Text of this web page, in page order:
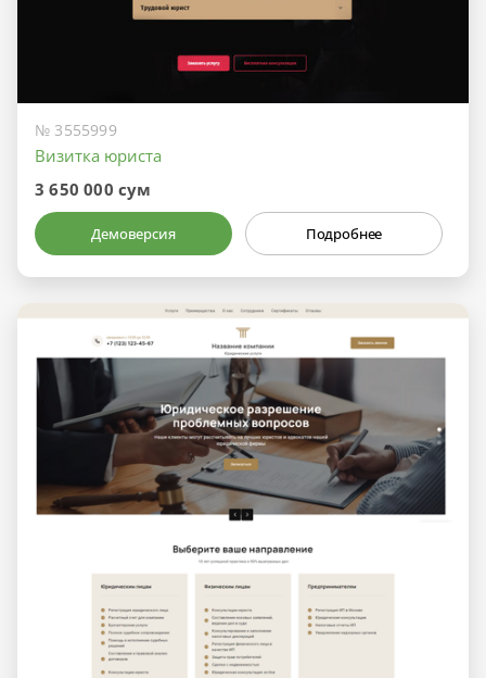
№ 3555999
Визитка юриста
3 650 000 сум
Демоверсия Подробнее